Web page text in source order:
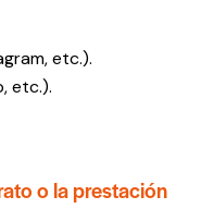
etc.).
etc.).
o la prestación